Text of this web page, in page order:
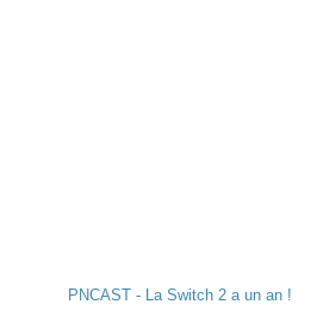
PNCAST - La Switch 2 a un an !